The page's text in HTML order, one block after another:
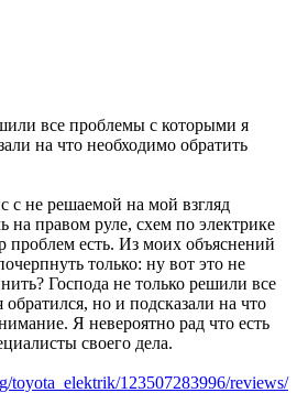
все проблемы с которыми я
на что необходимо обратить
с не решаемой на мой взгляд
правом руле, схем по электрике
проблем есть. Из моих объяснений
только: ну вот это не
Господа не только решили все
но и подсказали на что
Я невероятно рад что есть
своего дела.
toyota_elektrik/123507283996/reviews/